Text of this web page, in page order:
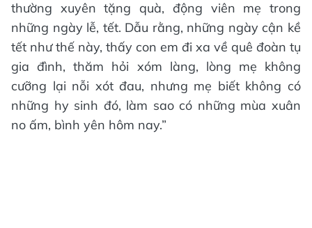
thường xuyên tặng quà, động viên mẹ trong
những ngày lễ, tết. Dẫu rằng, những ngày cận kề
tết như thế này, thấy con em đi xa về quê đoàn tụ
gia đình, thăm hỏi xóm làng, lòng mẹ không
cưỡng lại nỗi xót đau, nhưng mẹ biết không có
những hy sinh đó, làm sao có những mùa xuân
no ấm, bình yên hôm nay.”